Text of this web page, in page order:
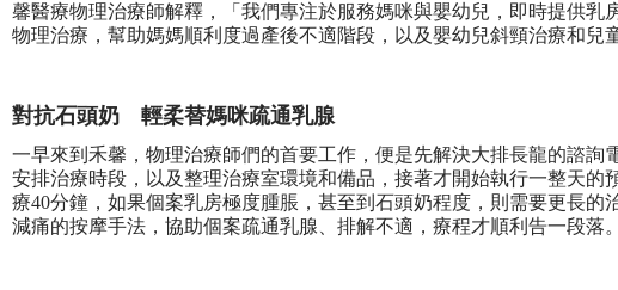
馨醫療物理治療師解釋，「我們專注於服務媽咪與嬰幼兒，即時提供乳
物理治療，幫助媽媽順利度過產後不適階段，以及嬰幼兒斜頸治療和兒
對抗石頭奶 輕柔替媽咪疏通乳腺
一早來到禾馨，物理治療師們的首要工作，便是先解決大排長龍的諮詢
安排治療時段，以及整理治療室環境和備品，接著才開始執行一整天的
療40分鐘，如果個案乳房極度腫脹，甚至到石頭奶程度，則需要更長的
減痛的按摩手法，協助個案疏通乳腺、排解不適，療程才順利告一段落。